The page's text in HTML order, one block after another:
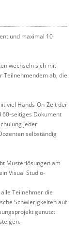
und maximal 10
wechseln sich mit
Teilnehmendem ab, die
viel Hands-On-Zeit der
seitiges Dokument
jeder
selbständig
Musterlösungen am
Visual Studio-
Teilnehmer die
Schwierigkeiten auf
genutzt